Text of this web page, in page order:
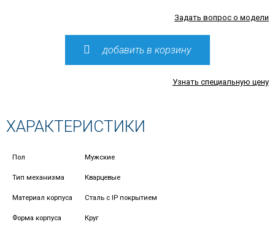
Задать вопрос о модели
добавить в корзину
Узнать специальную цену
ХАРАКТЕРИСТИКИ
Пол Мужские
Тип механизма Кварцевые
Материал корпуса Сталь с IP покрытием
Форма корпуса Круг